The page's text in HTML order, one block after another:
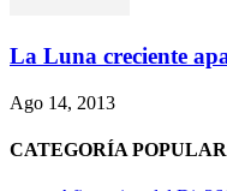
La Luna creciente
Ago 14, 2013
CATEGORÍA POPULAR